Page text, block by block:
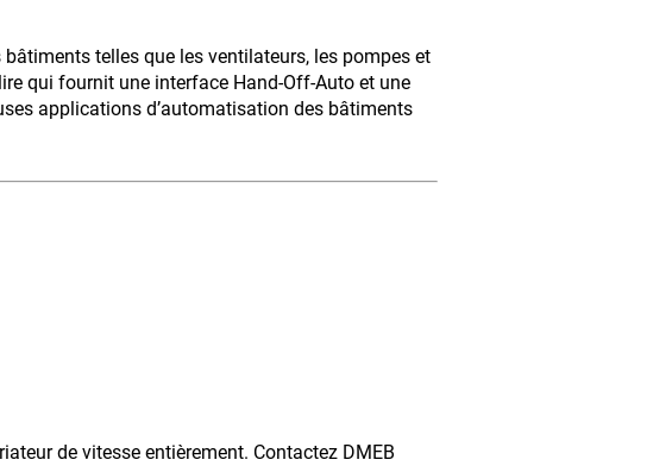
telles que les ventilateurs, les pompes et
qui fournit une interface Hand-Off-Auto et une
applications d’automatisation des bâtiments
vitesse entièrement. Contactez DMEB